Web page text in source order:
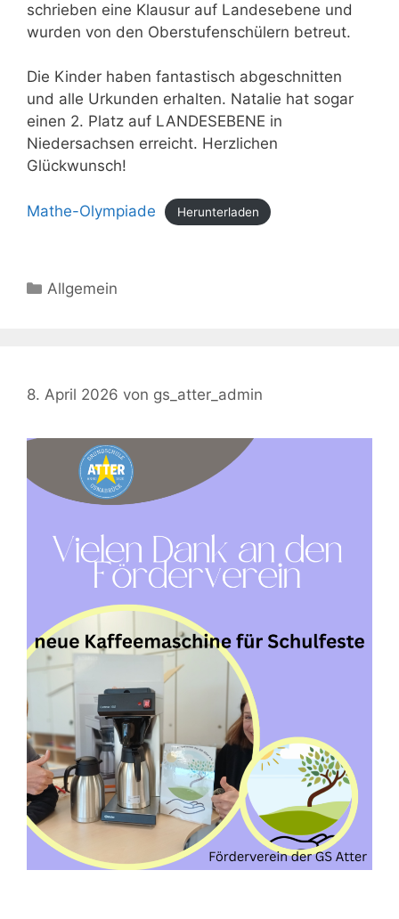
schrieben eine Klausur auf Landesebene und
wurden von den Oberstufenschülern betreut.
Die Kinder haben fantastisch abgeschnitten
und alle Urkunden erhalten. Natalie hat sogar
einen 2. Platz auf LANDESEBENE in
Niedersachsen erreicht. Herzlichen
Glückwunsch!
Mathe-Olympiade Herunterladen
Kategorien
Allgemein
8. April 2026 von gs_atter_admin